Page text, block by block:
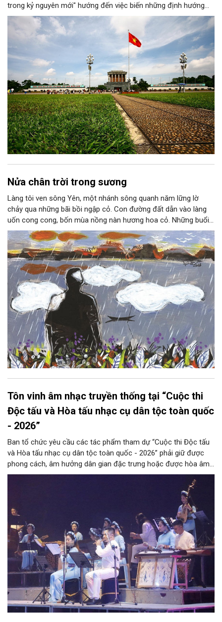
trong kỷ nguyên mới" hướng đến việc biến những định hướng
chiến lược trong Nghị quyết số 02-NQ/TW của Bộ Chính trị
thành niềm tin, thành nhận thức chung của mỗi người dân.
Nửa chân trời trong sương
Làng tôi ven sông Yên, một nhánh sông quanh năm lững lờ
chảy qua những bãi bồi ngập cỏ. Con đường đất dẫn vào làng
uốn cong cong, bốn mùa nồng nàn hương hoa cỏ. Những buổi
hoàng hôn, khi nắng đã dịu xuống phía cuối sông, đám hoa tím
lại thẫm màu như có ai vừa rắc lên một lớp khói.
Tôn vinh âm nhạc truyền thống tại “Cuộc thi
Độc tấu và Hòa tấu nhạc cụ dân tộc toàn quốc
- 2026”
Ban tổ chức yêu cầu các tác phẩm tham dự “Cuộc thi Độc tấu
và Hòa tấu nhạc cụ dân tộc toàn quốc - 2026” phải giữ được
phong cách, âm hưởng dân gian đặc trưng hoặc được hòa âm,
phối khí mới trên nền tảng làn điệu âm nhạc truyền thống Việt
Nam, đồng thời phải được trình diễn trực tiếp bằng nhạc cụ dân